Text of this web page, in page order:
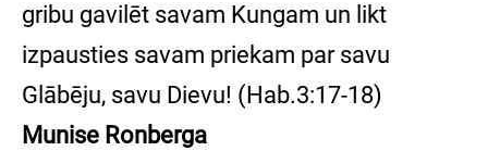
gribu gavilēt savam Kungam un likt
izpausties savam priekam par savu
Glābēju, savu Dievu! (Hab.3:17-18)
Munise Ronberga